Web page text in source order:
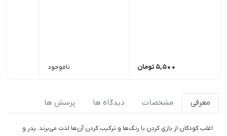
5,500 تومان ناموجود
معرفی مشخصات دیدگاه ها پرسش ها
اغلب کودکان از بازی کردن با رنگ‌ها و ترکیب کردن آن‌ها لذت می‌برند. پدر و